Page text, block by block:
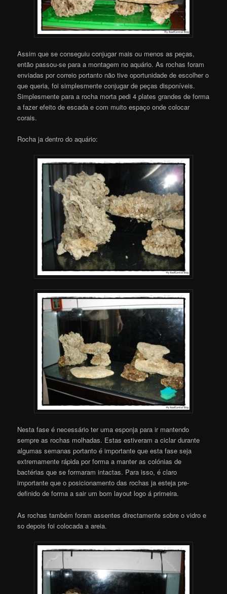
Assim que se conseguiu conjugar mais ou menos as peças,
então passou-se para a montagem no aquário. As rochas foram
enviadas por correio portanto não tive oportunidade de escolher o
que queria, foi simplesmente conjugar de peças disponíveis.
Simplesmente para a rocha morta pedi 4 plates grandes de forma
a fazer efeito de escada e com muito espaço onde colocar
corais.
Rocha ja dentro do aquário:
Nesta fase é necessário ter uma esponja para ir mantendo
sempre as rochas molhadas. Estas estiveram a ciclar durante
algumas semanas portanto é importante que esta fase seja
extremamente rápida por forma a manter as colónias de
bactérias que se formaram intactas. Para isso, é claro
importante que o posicionamento das rochas ja esteja pre-
definido de forma a sair um bom layout logo á primeira.
As rochas também foram assentes directamente sobre o vidro e
so depois foi colocada a areia.